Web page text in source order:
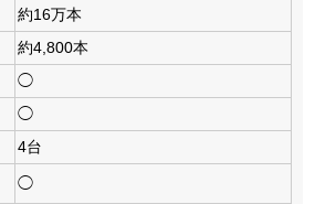
約16万本
約4,800本
◯
◯
4台
◯